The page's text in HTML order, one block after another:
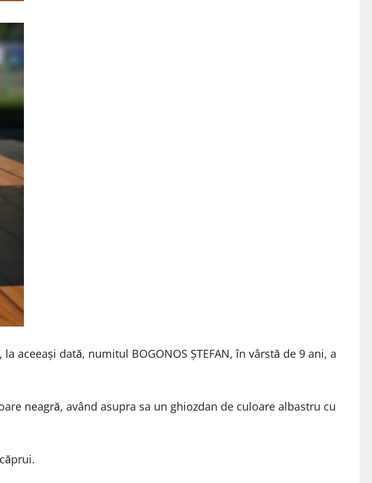
dată, numitul BOGONOS ȘTEFAN, în vârstă de 9 ani, a
neagră, având asupra sa un ghiozdan de culoare albastru cu